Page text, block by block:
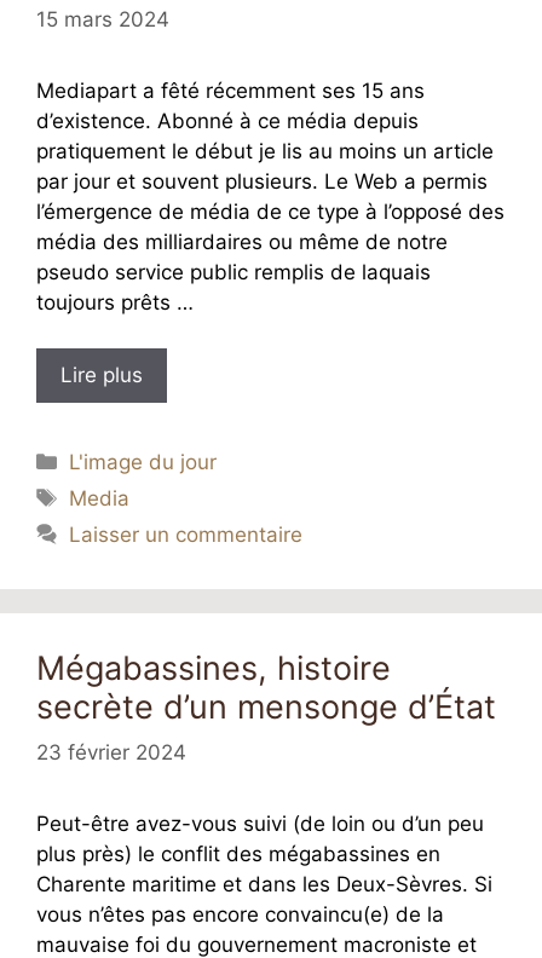
15 mars 2024
Mediapart a fêté récemment ses 15 ans
d’existence. Abonné à ce média depuis
pratiquement le début je lis au moins un article
par jour et souvent plusieurs. Le Web a permis
l’émergence de média de ce type à l’opposé des
média des milliardaires ou même de notre
pseudo service public remplis de laquais
toujours prêts …
Lire plus
Catégories
L'image du jour
Étiquettes
Media
Laisser un commentaire
Mégabassines, histoire
secrète d’un mensonge d’État
23 février 2024
Peut-être avez-vous suivi (de loin ou d’un peu
plus près) le conflit des mégabassines en
Charente maritime et dans les Deux-Sèvres. Si
vous n’êtes pas encore convaincu(e) de la
mauvaise foi du gouvernement macroniste et